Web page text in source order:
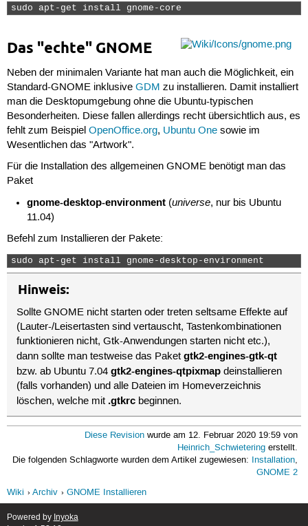
sudo apt-get install gnome-core
Das "echte" GNOME
Neben der minimalen Variante hat man auch die Möglichkeit, ein
Standard-GNOME inklusive GDM zu installieren. Damit installiert
man die Desktopumgebung ohne die Ubuntu-typischen
Besonderheiten. Diese fallen allerdings recht übersichtlich aus, es
fehlt zum Beispiel OpenOffice.org, Ubuntu Onesowie im
Wesentlichen das "Artwork".
Für die Installation des allgemeinen GNOME benötigt man das
Paket
gnome-desktop-environment (universe, nur bis Ubuntu
11.04)
Befehl zum Installieren der Pakete:
sudo apt-get install gnome-desktop-environment
Hinweis:
Sollte GNOME nicht starten oder treten seltsame Effekte auf
(Lauter-/Leisertasten sind vertauscht, Tastenkombinationen
funktionieren nicht, Gtk-Anwendungen starten nicht etc.),
dann sollte man testweise das Paketgtk2-engines-gtk-qt
bzw. ab Ubuntu 7.04gtk2-engines-qtpixmap deinstallieren
(falls vorhanden) und alle Dateien im Homeverzeichnis
löschen, welche mit .gtkrc beginnen.
Diese Revision wurde am 12. Februar 2020 19:59 von
Heinrich_Schwietering erstellt.
Die folgenden Schlagworte wurden dem Artikel zugewiesen: Installation,
GNOME 2
Wiki
Archiv GNOME Installieren
Powered by Inyoka